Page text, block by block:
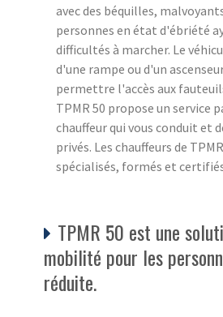
avec des béquilles,
personnes en état d'ébriété
difficultés à marcher. Le
d'une rampe ou d'un
permettre l'accès aux
TPMR 50 propose un service
chauffeur qui vous conduit et
privés. Les chauffeurs de
spécialisés, formés et
TPMR 50 est une
mobilité pour les
réduite.